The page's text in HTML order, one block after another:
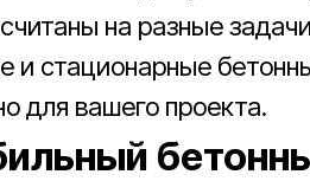
на разные
и стационарные
для вашего проекта.